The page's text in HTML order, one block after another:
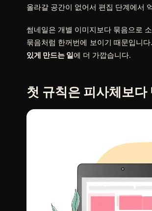
올라갈 공간이 없어서 편집 단계에서
썸네일은 개별 이미지보다 묶음으로
묶음처럼 한꺼번에 보이기 때문입니
있게 만드는 일에 더 가깝습니다.
첫 규칙은 피사체보